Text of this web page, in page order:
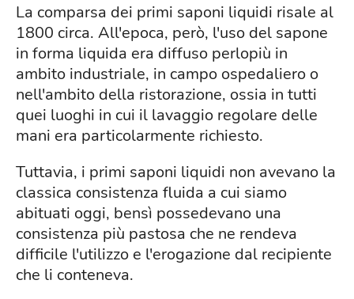
La comparsa dei primi saponi liquidi risale al
1800 circa. All'epoca, però, l'uso del sapone
in forma liquida era diffuso perlopiù in
ambito industriale, in campo ospedaliero o
nell'ambito della ristorazione, ossia in tutti
quei luoghi in cui il lavaggio regolare delle
mani era particolarmente richiesto.
Tuttavia, i primi saponi liquidi non avevano la
classica consistenza fluida a cui siamo
abituati oggi, bensì possedevano una
consistenza più pastosa che ne rendeva
difficile l'utilizzo e l'erogazione dal recipiente
che li conteneva.